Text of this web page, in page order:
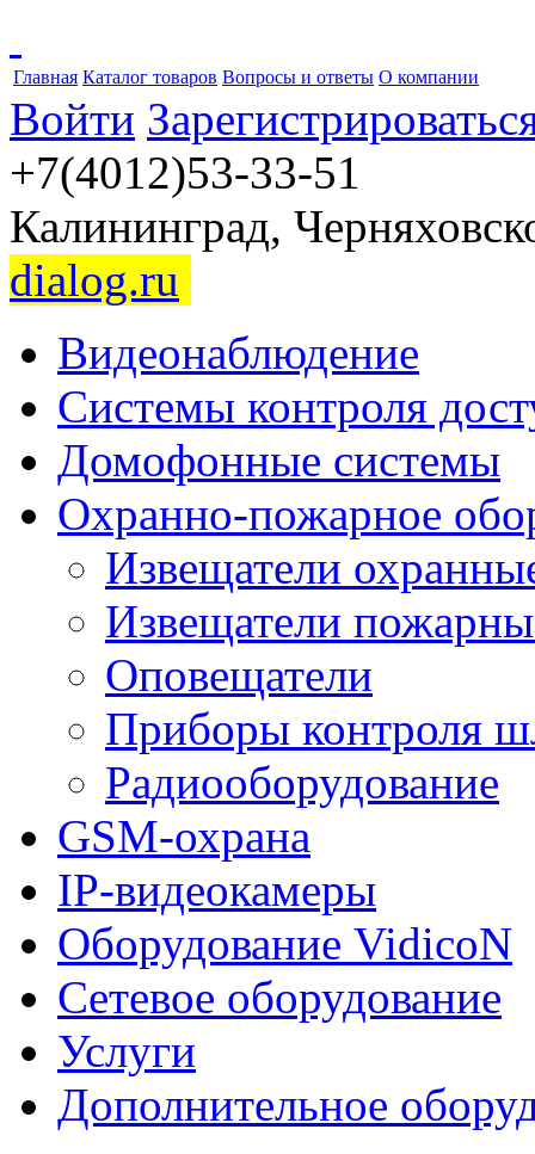
Главная Каталог товаров Вопросы и ответы О компании
Войти
+7(4012)53-33-51
Калининград,
dialog.ru
Видеонаблюдение
Системы контроля
Домофонные системы
Охранно-пожарное
Извещатели
Извещатели
Оповещатели
Приборы контроля
Радиооборудование
GSM-охрана
IP-видеокамеры
Оборудование VidicoN
Сетевое оборудование
Услуги
Дополнительное